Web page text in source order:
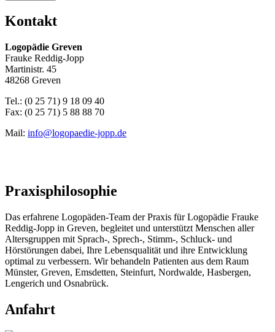
Kontakt
Logopädie Greven
Frauke Reddig-Jopp
Martinistr. 45
48268 Greven
Tel.: (0 25 71) 9 18 09 40
Fax: (0 25 71) 5 88 88 70
Mail: info@logopaedie-jopp.de
Praxisphilosophie
Das erfahrene Logopäden-Team der Praxis für Logopädie Frauke
Reddig-Jopp in Greven, begleitet und unterstützt Menschen aller
Altersgruppen mit Sprach-, Sprech-, Stimm-, Schluck- und
Hörstörungen dabei, Ihre Lebensqualität und ihre Entwicklung
optimal zu verbessern. Wir behandeln Patienten aus dem Raum
Münster, Greven, Emsdetten, Steinfurt, Nordwalde, Hasbergen,
Lengerich und Osnabrück.
Anfahrt